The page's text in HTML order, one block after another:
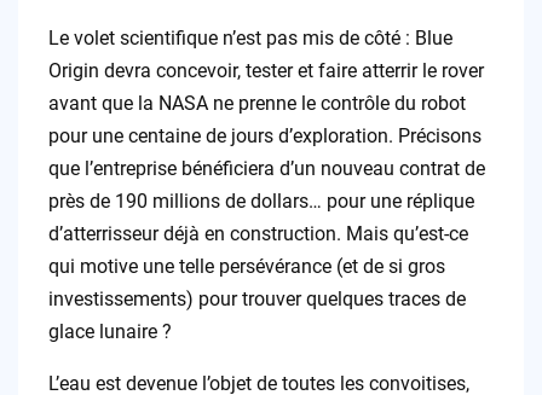
Le volet scientifique n’est pas mis de côté : Blue
Origin devra concevoir, tester et faire atterrir le rover
avant que la NASA ne prenne le contrôle du robot
pour une centaine de jours d’exploration. Précisons
que l’entreprise bénéficiera d’un nouveau contrat de
près de 190 millions de dollars… pour une réplique
d’atterrisseur déjà en construction. Mais qu’est-ce
qui motive une telle persévérance (et de si gros
investissements) pour trouver quelques traces de
glace lunaire ?
L’eau est devenue l’objet de toutes les convoitises,